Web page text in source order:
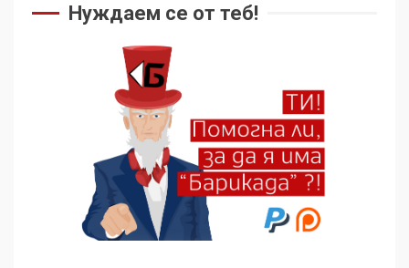
Нуждаем се от теб!